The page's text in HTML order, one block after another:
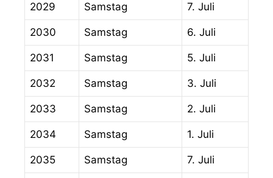
2029 Samstag 7. Juli
2030 Samstag 6. Juli
2031 Samstag 5. Juli
2032 Samstag 3. Juli
2033 Samstag 2. Juli
2034 Samstag 1. Juli
2035 Samstag 7. Juli